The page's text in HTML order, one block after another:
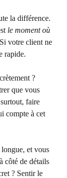
la différence.
le moment où
votre client ne
rapide.
?
que vous
faire
compte à cet
et vous
côté de détails
? Sentir le